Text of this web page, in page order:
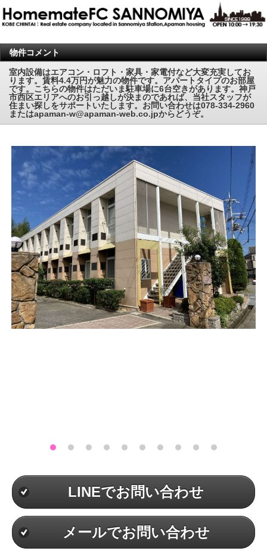
物件コメント
室内設備はエアコン・ロフト・家具・家電付など大変充実してお
ります。賃料4.4万円が魅力の物件です。アパートタイプのお部屋
です。こちらの物件はただいま駐車場に6台空きがあります。神戸
市西区エリアへのお引っ越しが決まのであれば、当社スタッフが
住まい探しをサポートいたします。お問い合わせは078-334-2960
またはapaman-w@apaman-web.co.jpからどうぞ。
LINEでお問い合わせ
メールでお問い合わせ